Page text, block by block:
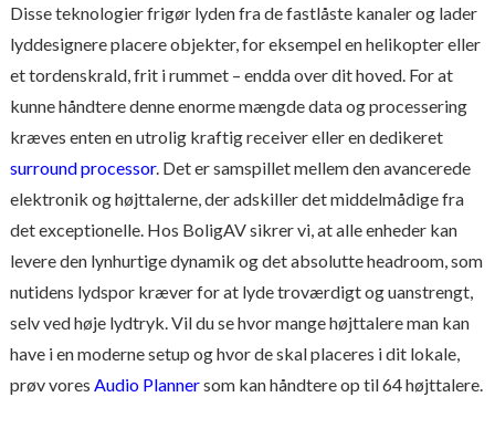
Disse teknologier frigør lyden fra de fastlåste kanaler og lader
lyddesignere placere objekter, for eksempel en helikopter eller
et tordenskrald, frit i rummet – endda over dit hoved. For at
kunne håndtere denne enorme mængde data og processering
kræves enten en utrolig kraftig receiver eller en dedikeret
surround processor. Det er samspillet mellem den avancerede
elektronik og højttalerne, der adskiller det middelmådige fra
det exceptionelle. Hos BoligAV sikrer vi, at alle enheder kan
levere den lynhurtige dynamik og det absolutte headroom, som
nutidens lydspor kræver for at lyde troværdigt og uanstrengt,
selv ved høje lydtryk. Vil du se hvor mange højttalere man kan
have i en moderne setup og hvor de skal placeres i dit lokale,
prøv vores Audio Plannersom kan håndtere op til 64 højttalere.